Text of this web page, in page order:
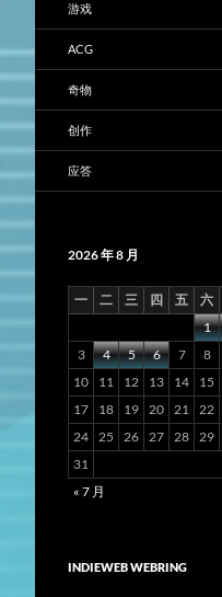
游戏
ACG
奇物
创作
应答
2026 年 8 月
一 二 三 四 五 六
1
3
4 5 6 7 8
10
11 12 13 14 15
17
18 19 20 21 22
24 25 26 27 28 29
31
« 7 月
INDIEWEB WEBRING